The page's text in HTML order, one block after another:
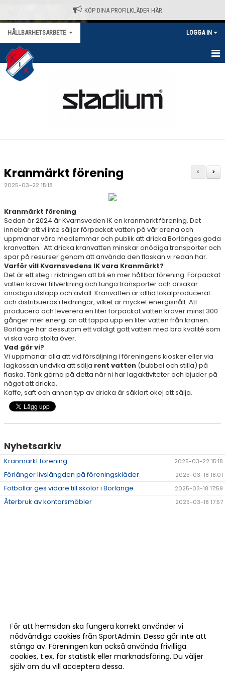
KÖP DINA PROFILKLÄDER HÄR
HÅLLBARHETSARBETE LOGGA IN
HEM
>
<
Kranmärkt förening
2025-03-22 15:18
Kranmärkt förening
Sedan år 2024 är Kvarnsveden IK en kranmärkt förening. Det
innebär att vi inte säljer förpackat vatten på vår arena och
uppmanar våra medlemmar och publik att dricka Borlänges goda
kranvatten. Att dricka kranvatten minskar onödiga transporter och
spar på resurser genom att använda den flaskan vi redan har.
Varför vill Kvarnsvedens IK vara Kranmärkt?
Det är ett steg i riktningen att bli en mer hållbar förening. Förpackat
vatten kräver tillverkning och tunga transporter och orsakar
onödiga utsläpp och avfall. Kranvatten är alltid lokalproducerat
och distribueras i ledningar, vilket är mycket energisnålt. Att
producera och leverera en liter förpackat vatten kräver minst 300
gånger mer energi än att tappa upp en liter vatten från kranen.
Borlänge har dessutom ett väldigt gott vatten med bra kvalité som
vi ska vara stolta över.
Vad gör vi?
Vi uppmanar alla att vid försäljning i föreningens kiosker eller via
lagkassan undvika att sälja rent vatten (bubbel och stilla) på
flaska. Tänk gärna på detta när ni har lagaktiviteter och bjuder på
något att dricka.
Kaffe, saft och annan typ av dricka är såklart okej att sälja.
Nyhetsarkiv
Kranmärkt förening 2025-03-22 15:18
Förlänger livslängden på föreningskläder 2025-03-18 18:01
Fotbollar ges vidare till skolor i Borlänge 2025-03-18 17:59
Återbruk av kontorsmöbler 2025-03-18 17:57
För att hemsidan ska fungera korrekt använder vi
nödvändiga cookies från SportAdmin. Dessa går inte att
stänga av. Föreningen kan också använda frivilliga
cookies, t.ex. för statistik eller marknadsföring. Du väljer
själv om du vill acceptera dessa.